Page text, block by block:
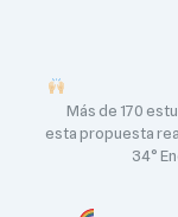
Más de 170
esta propuesta
34°